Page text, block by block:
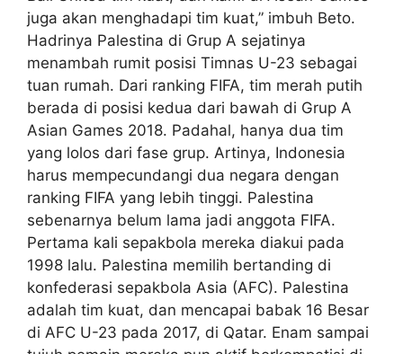
juga akan menghadapi tim kuat,” imbuh Beto.
Hadrinya Palestina di Grup A sejatinya
menambah rumit posisi Timnas U-23 sebagai
tuan rumah. Dari ranking FIFA, tim merah putih
berada di posisi kedua dari bawah di Grup A
Asian Games 2018. Padahal, hanya dua tim
yang lolos dari fase grup. Artinya, Indonesia
harus mempecundangi dua negara dengan
ranking FIFA yang lebih tinggi. Palestina
sebenarnya belum lama jadi anggota FIFA.
Pertama kali sepakbola mereka diakui pada
1998 lalu. Palestina memilih bertanding di
konfederasi sepakbola Asia (AFC). Palestina
adalah tim kuat, dan mencapai babak 16 Besar
di AFC U-23 pada 2017, di Qatar. Enam sampai